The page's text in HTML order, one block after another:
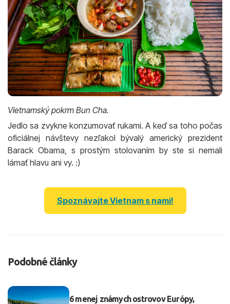
Vietnamský pokrm Bun Cha.
Jedlo sa zvykne konzumovať rukami. A keď sa toho počas
oficiálnej návštevy nezľakol bývalý americký prezident
Barack Obama, s prostým stolovaním by ste si nemali
lámať hlavu ani vy. :)
Spoznávajte Vietnam s nami!
Podobné články
6 menej známych ostrovov Európy,